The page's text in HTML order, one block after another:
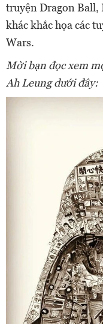
truyện Dragon Ball,
khác khắc họa các
Wars.
Mời bạn đọc xem
Ah Leung dưới đây: